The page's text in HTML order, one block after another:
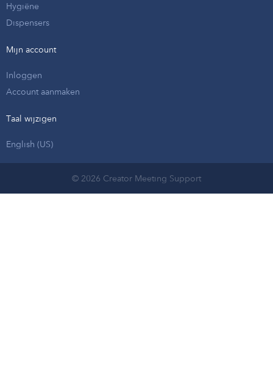
Hygiëne
Dispensers
Mijn account
Inloggen
Account aanmaken
Taal wijzigen
English (US)
© 2026 Creator Meeting Support